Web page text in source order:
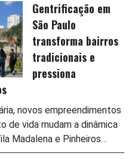
Gentrificação em
São Paulo
transforma bairros
tradicionais e
pressiona
novos empreendimentos
de vida mudam a dinâmica
Madalena e Pinheiros…